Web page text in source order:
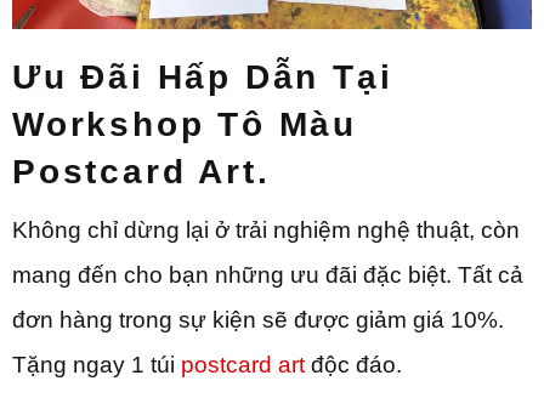
Ưu Đãi Hấp Dẫn Tại
WorkshopTô Màu
Postcard Art.
Không chỉ dừng lại ở trải nghiệm nghệ thuật, còn
mang đến cho bạn những ưu đãi đặc biệt. Tất cả
đơn hàng trong sự kiện sẽ được giảm giá 10%.
Tặng ngay 1 túi postcard art độc đáo.